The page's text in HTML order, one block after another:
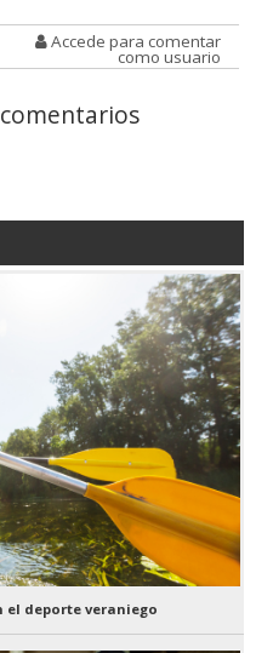
Accede para comentar
como usuario
el deporte veraniego